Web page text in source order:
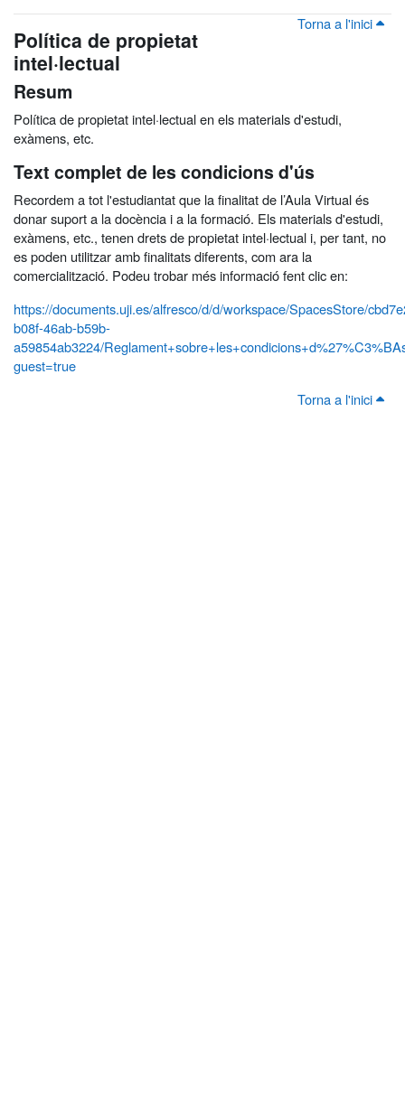
Torna a l'inici
Política de propietat
intel·lectual
Resum
Política de propietat intel·lectual en els materials d'estudi,
exàmens, etc.
Text complet de les condicions d'ús
Recordem a tot l'estudiantat que la finalitat de l’Aula Virtual és
donar suport a la docència i a la formació. Els materials d'estudi,
exàmens, etc., tenen drets de propietat intel·lectual i, per tant, no
es poden utilitzar amb finalitats diferents, com ara la
comercialització. Podeu trobar més informació fent clic en:
https://documents.uji.es/alfresco/d/d/workspace/SpacesStore/
b08f-46ab-b59b-
a59854ab3224/
guest=true
Torna a l'inici